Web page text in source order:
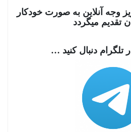
وجه آنلاین به صورت خودکار
تقدیم میگردد
تلگرام دنبال کنید …